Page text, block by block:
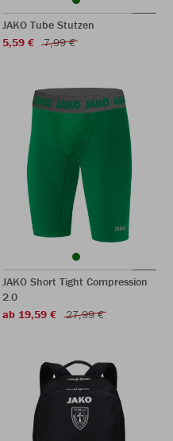
JAKO Tube Stutzen
5,59 €
7,99 €
JAKO Short Tight Compression
2.0
ab 19,59 €
27,99 €